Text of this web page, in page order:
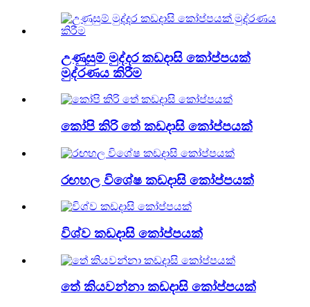
උණුසුම් මුද්දර කඩදාසි කෝප්පයක්
මුද්රණය කිරීම
කෝපි කිරි තේ කඩදාසි කෝප්පයක්
රඟහල විශේෂ කඩදාසි කෝප්පයක්
විශ්ව කඩදාසි කෝප්පයක්
තේ කියවන්නා කඩදාසි කෝප්පයක්